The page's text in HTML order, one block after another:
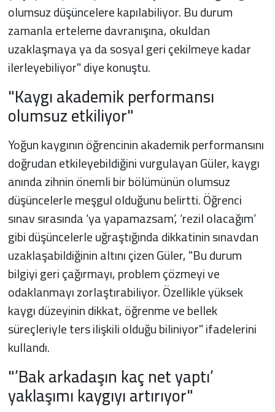
olumsuz düşüncelere kapılabiliyor. Bu durum
zamanla erteleme davranışına, okuldan
uzaklaşmaya ya da sosyal geri çekilmeye kadar
ilerleyebiliyor" diye konuştu.
"Kaygı akademik performansı
olumsuz etkiliyor"
Yoğun kaygının öğrencinin akademik performansını
doğrudan etkileyebildiğini vurgulayan Güler, kaygı
anında zihnin önemli bir bölümünün olumsuz
düşüncelerle meşgul olduğunu belirtti. Öğrenci
sınav sırasında ‘ya yapamazsam’, ‘rezil olacağım’
gibi düşüncelerle uğraştığında dikkatinin sınavdan
uzaklaşabildiğinin altını çizen Güler, "Bu durum
bilgiyi geri çağırmayı, problem çözmeyi ve
odaklanmayı zorlaştırabiliyor. Özellikle yüksek
kaygı düzeyinin dikkat, öğrenme ve bellek
süreçleriyle ters ilişkili olduğu biliniyor" ifadelerini
kullandı.
"’Bak arkadaşın kaç net yaptı’
yaklaşımı kaygıyı artırıyor"